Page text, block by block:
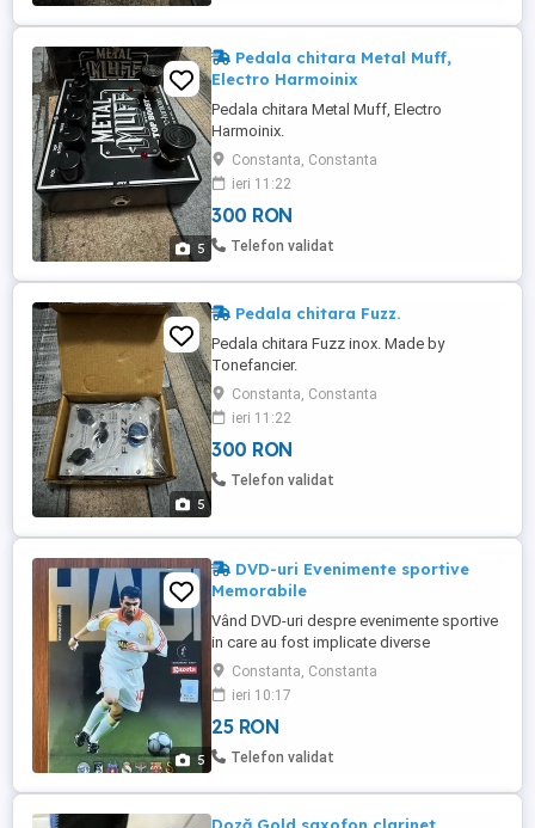
5
Pedala chitara Metal Muff,
Electro Harmoinix
Pedala chitara Metal Muff, Electro
Harmoinix.
Constanta, Constanta
ieri 11:22
300 RON
Telefon validat
5
Pedala chitara Fuzz.
Pedala chitara Fuzz inox. Made by
Tonefancier.
Constanta, Constanta
ieri 11:22
300 RON
Telefon validat
5
DVD-uri Evenimente sportive
Memorabile
Vând DVD-uri despre evenimente sportive
in care au fost implicate diverse
personalitati sportive românesti
(Steaua'86, cariera lui Hagi, Finala Cupei
Davis din 1972, vietile lui Florea
Dumitrache, Nicolae Dobrin, Ilie Balaci,
Marius Lăcătuș si multi altii) Predare in
Constanta, Constanta
ieri 10:17
25 RON
Telefon validat